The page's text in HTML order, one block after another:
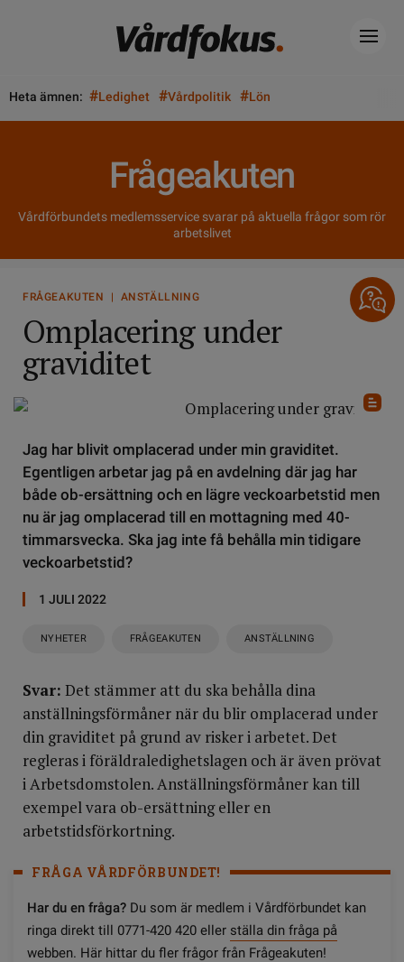
Heta ämnen: #Ledighet #Vårdpolitik #Lön
Frågeakuten
Vårdförbundets medlemsservice svarar på aktuella frågor som rör
arbetslivet
FRÅGEAKUTEN | ANSTÄLLNING
Omplacering under
graviditet
Jag har blivit omplacerad under min graviditet.
Egentligen arbetar jag på en avdelning där jag har
både ob-ersättning och en lägre veckoarbetstid men
nu är jag omplacerad till en mottagning med 40-
timmarsvecka. Ska jag inte få behålla min tidigare
veckoarbetstid?
1 JULI 2022
NYHETER FRÅGEAKUTEN ANSTÄLLNING
Svar: Det stämmer att du ska behålla dina
anställningsförmåner när du blir omplacerad under
din graviditet på grund av risker i arbetet. Det
regleras i föräldraledighetslagen och är även prövat
i Arbetsdomstolen. Anställningsförmåner kan till
exempel vara ob-ersättning eller en
arbetstidsförkortning.
FRÅGA VÅRDFÖRBUNDET!
Har du en fråga? Du som är medlem i Vårdförbundet kan
ringa direkt till 0771-420 420 eller ställa din fråga på
webben. Här hittar du fler frågor från Frågeakuten!